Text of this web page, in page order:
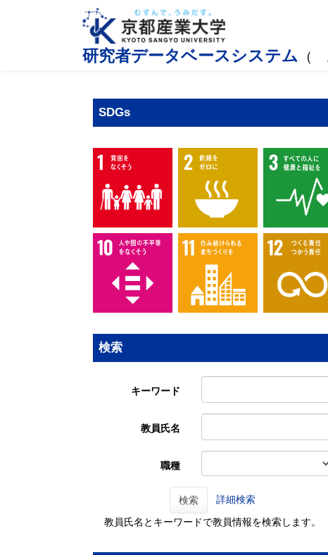
研究者データベースシステム （
SDGs
検索
キーワード
教員氏名
職種
検索 詳細検索
教員氏名とキーワードで教員情報を検索します。